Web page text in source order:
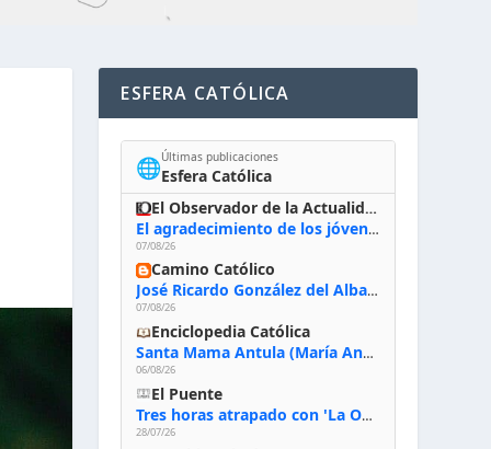
ESFERA CATÓLICA
🌐Últimas publicaciones
Esfera Católica
El Observador de la Actualidad
El agradecimiento de los jóvenes al Papa: «Hoy nos sentimos Iglesia»
07/08/26
Camino Católico
José Ricardo González del Alba, artista sacro: «Yo oro, hablo con Dios, le pido al Espíritu Santo su inspiración y siempre pinto rezando el rosario para que sea Él quien actúe a través de mis manos»
07/08/26
Enciclopedia Católica
Santa Mama Antula (María Antonia de Paz y Figueroa)
06/08/26
El Puente
Tres horas atrapado con 'La Odisea' de Nolan
28/07/26